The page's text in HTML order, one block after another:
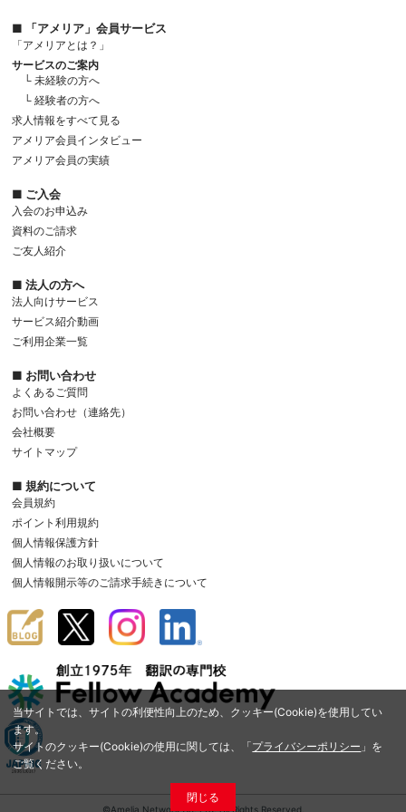
当サイトでは、サイトの利便性向上のため、クッキー(Cookie)を使用してい
ます。
サイトのクッキー(Cookie)の使用に関しては、「プライバシーポリシー 」を
ご覧ください。
閉じる
■ 「アメリア」会員サービス
「アメリアとは？」
サービスのご案内
└ 未経験の方へ
└ 経験者の方へ
求人情報をすべて見る
アメリア会員インタビュー
アメリア会員の実績
■ ご入会
入会のお申込み
資料のご請求
ご友人紹介
■ 法人の方へ
法人向けサービス
サービス紹介動画
ご利用企業一覧
■ お問い合わせ
よくあるご質問
お問い合わせ（連絡先）
会社概要
サイトマップ
■ 規約について
会員規約
ポイント利用規約
個人情報保護方針
個人情報のお取り扱いについて
個人情報開示等のご請求手続きについて
©Amelia Network Co.,Ltd. All Rights Reserved.